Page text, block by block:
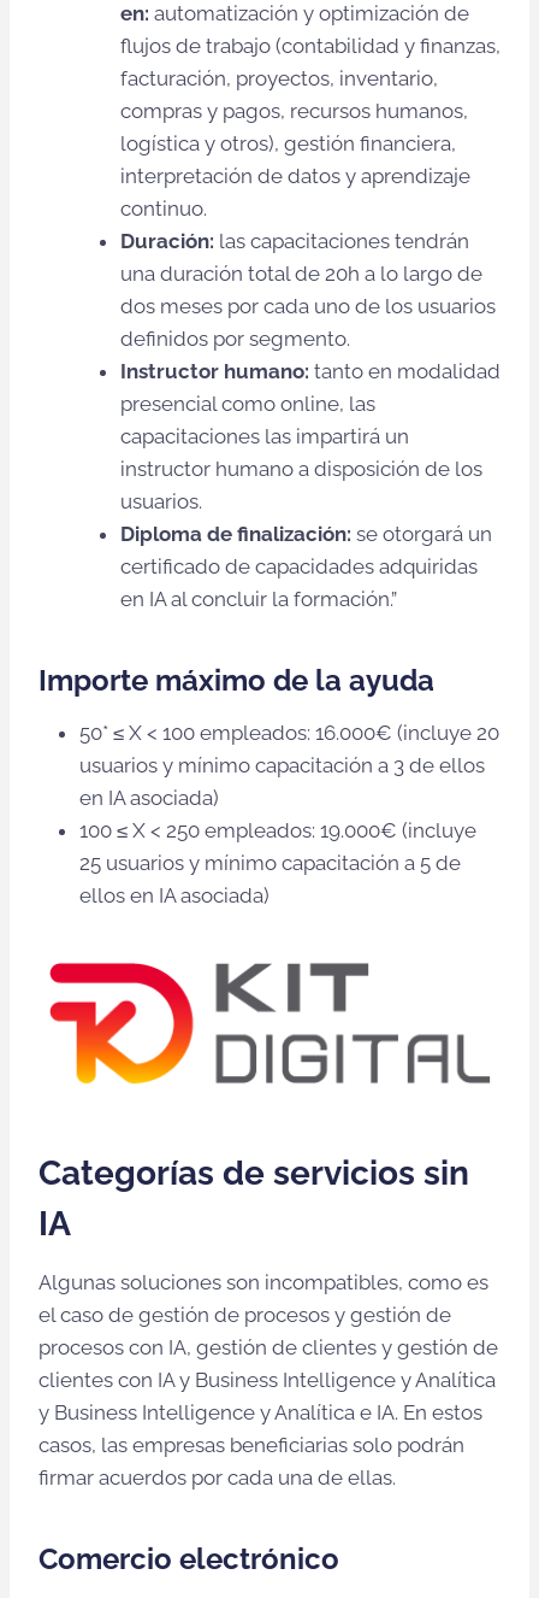
en: automatización y optimización de
flujos de trabajo (contabilidad y finanzas,
facturación, proyectos, inventario,
compras y pagos, recursos humanos,
logística y otros), gestión financiera,
interpretación de datos y aprendizaje
continuo.
Duración: las capacitaciones tendrán
una duración total de 20h a lo largo de
dos meses por cada uno de los usuarios
definidos por segmento.
Instructor humano: tanto en modalidad
presencial como online, las
capacitaciones las impartirá un
instructor humano a disposición de los
usuarios.
Diploma de finalización: se otorgará un
certificado de capacidades adquiridas
en IA al concluir la formación.”
Importe máximo de la ayuda
50* ≤ X < 100 empleados: 16.000€ (incluye 20
usuarios y mínimo capacitación a 3 de ellos
en IA asociada)
100 ≤ X < 250 empleados: 19.000€ (incluye
25 usuarios y mínimo capacitación a 5 de
ellos en IA asociada)
Categorías de servicios sin
IA
Algunas soluciones son incompatibles, como es
el caso de gestión de procesos y gestión de
procesos con IA, gestión de clientes y gestión de
clientes con IA y Business Intelligence y Analítica
y Business Intelligence y Analítica e IA. En estos
casos, las empresas beneficiarias solo podrán
firmar acuerdos por cada una de ellas.
Comercio electrónico